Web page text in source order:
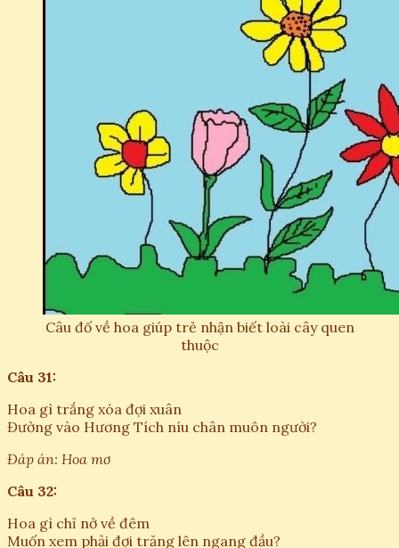
Câu đố về hoa giúp trẻ nhận biết loài cây quen
thuộc
Câu 31:
Hoa gì trắng xóa đợi xuân
Đường vào Hương Tích níu chân muôn người?
Đáp án: Hoa mơ
Câu 32:
Hoa gì chỉ nở về đêm
Muốn xem phải đợi trăng lên ngang đầu?